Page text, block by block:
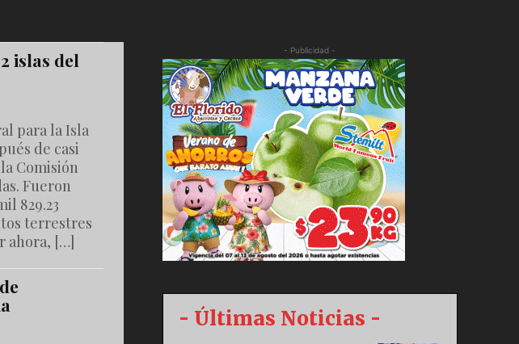
islas del
para la Isla
de casi
Comisión
Fueron
829.23
terrestres
ahora, […]
- Publicidad -
- Últimas Noticias -